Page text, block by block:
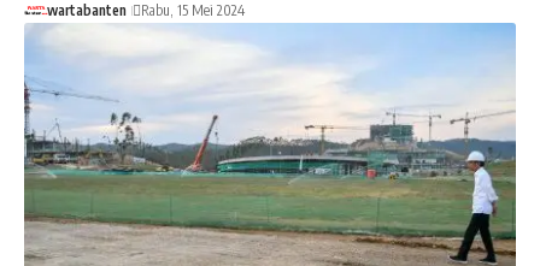
wartabanten Rabu, 15 Mei 2024